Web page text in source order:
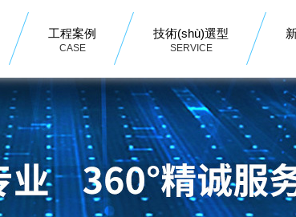
工程案例
CASE
技術(shù)選型
SERVICE